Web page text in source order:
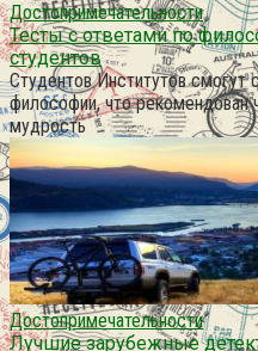
Достопримечательности
Тесты с ответами по
студентов
Студентов Институтов смогут
философии, что рекомендован
мудрость
Достопримечательности
Лучшие зарубежные